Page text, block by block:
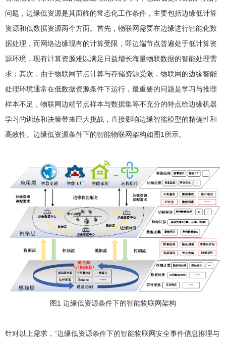
问题，边缘低资源是其面临的常态化工作条件，主要包括边缘低计算
资源和低数据资源两个方面。首先，物联网需要在边缘进行智能化数
据处理，而网络边缘现有的计算受限，即边端节点普遍处于低计算资
源环境，现有计算资源难以满足日益增长海量物联数据的智能处理需
求；其次，由于物联网节点计算与存储资源受限，物联网的边缘智能
处理环境通常在低数据资源条件下运行，最重要的问题是学习与推理
样本不足，物联网边端节点样本与数据集等不充分的特点给边缘机器
学习的训练和决策带来巨大挑战，直接影响边缘智能模型的精确性和
高效性。边缘低资源条件下的智能物联网架构如图1所示。
图1 边缘低资源条件下的智能物联网架构
针对以上需求，“边缘低资源条件下的智能物联网安全事件信息推理与